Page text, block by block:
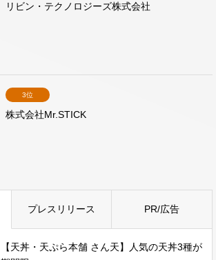
リビン・テクノロジーズ株式会社
3位
株式会社Mr.STICK
プレスリリース PR/広告
【天丼・天ぷら本舗 さん天】人気の天丼3種が